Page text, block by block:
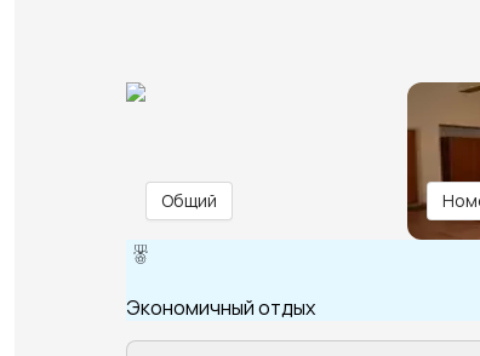
Общий
Экономичный отдых